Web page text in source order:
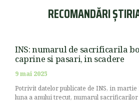
RECOMANDĂRI
INS: numarul de sacrificarila
caprine si pasari, in scadere
9 mai 2025
Potrivit datelor publicate de INS, in martie
luna a anului trecut, numarul